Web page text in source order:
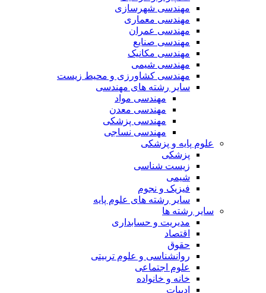
مهندسی شهرسازی
مهندسی معماری
مهندسی عمران
مهندسی صنایع
مهندسی مکانیک
مهندسی شیمی
مهندسی کشاورزی و محیط زیست
سایر رشته های مهندسی
مهندسی مواد
مهندسی معدن
مهندسی پزشکی
مهندسی نساجی
علوم پایه و پزشکی
پزشکی
زیست شناسی
شیمی
فیزیک و نجوم
سایر رشته های علوم پایه
سایر رشته ها
مدیریت و حسابداری
اقتصاد
حقوق
روانشناسی و علوم تربیتی
علوم اجتماعی
خانه و خانواده
ادبیات